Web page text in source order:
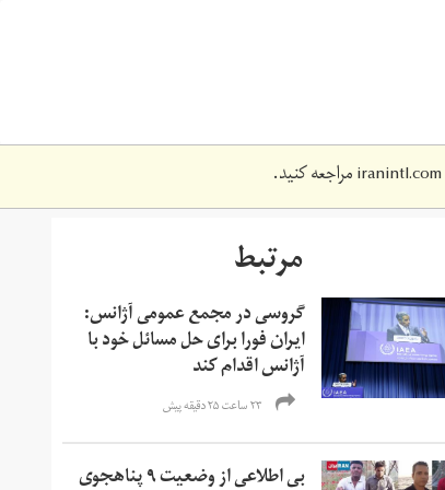
iranintl.comمراجعه کنید.
مرتبط
گروسی در مجمع عمومی آژانس:
ایران فورا برای حل مسائل خود با
آژانس اقدام کند
۲۳ ساعت ۲۵ دقیقه پیش
بی اطلاعی از وضعیت ۹ پناهجوی